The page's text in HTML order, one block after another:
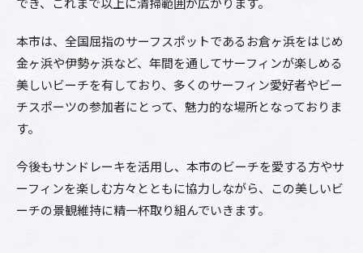
本市は、全国屈指のサーフスポットであるお倉ヶ浜をはじめ
金ヶ浜や伊勢ヶ浜など、年間を通してサーフィンが楽しめる
美しいビーチを有しており、多くのサーフィン愛好者やビー
チスポーツの参加者にとって、魅力的な場所となっておりま
す。
今後もサンドレーキを活用し、本市のビーチを愛する方やサ
ーフィンを楽しむ方々とともに協力しながら、この美しいビ
ーチの景観維持に精一杯取り組んでいきます。